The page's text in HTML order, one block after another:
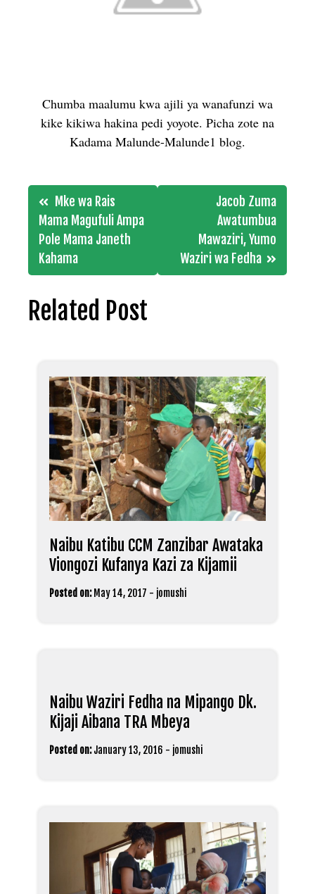
Chumba maalumu kwa ajili ya wanafunzi wa
kike kikiwa hakina pedi yoyote. Picha zote na
Kadama Malunde-Malunde1 blog.
Post
navigation
Mke wa Rais
Mama Magufuli Ampa
Pole Mama Janeth
Kahama
Jacob Zuma
Awatumbua
Mawaziri, Yumo
Waziri wa Fedha
Related Post
Naibu Katibu CCM Zanzibar Awataka
Viongozi Kufanya Kazi za Kijamii
Posted on: May 14, 2017 - jomushi
Naibu Waziri Fedha na Mipango Dk.
Kijaji Aibana TRA Mbeya
Posted on: January 13, 2016 - jomushi